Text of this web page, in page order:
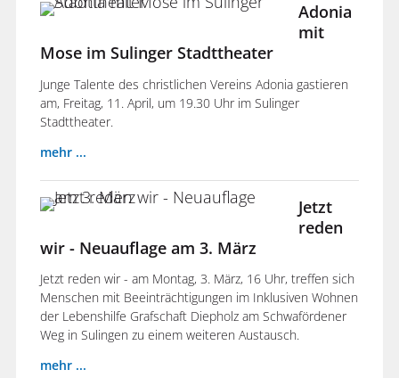
Adonia
mit
Mose im Sulinger Stadttheater
Junge Talente des christlichen Vereins Adonia gastieren
am, Freitag, 11. April, um 19.30 Uhr im Sulinger
Stadttheater.
mehr ...
Jetzt
reden
wir - Neuauflage am 3. März
Jetzt reden wir - am Montag, 3. März, 16 Uhr, treffen sich
Menschen mit Beeinträchtigungen im Inklusiven Wohnen
der Lebenshilfe Grafschaft Diepholz am Schwafördener
Weg in Sulingen zu einem weiteren Austausch.
mehr ...